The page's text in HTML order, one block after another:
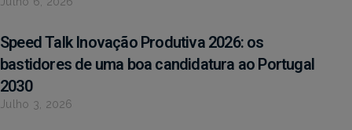
Speed Talk Inovação Produtiva 2026: os
bastidores de uma boa candidatura ao Portugal
2030
Julho 3, 2026